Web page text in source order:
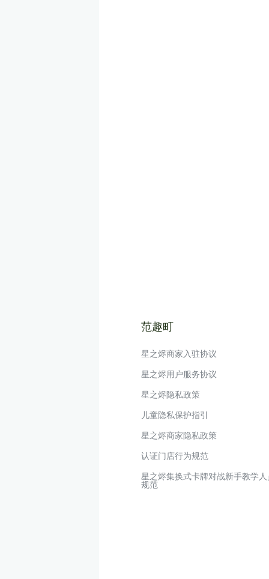
范趣町
星之烬商家入驻协议
星之烬用户服务协议
星之烬隐私政策
儿童隐私保护指引
星之烬商家隐私政策
认证门店行为规范
星之烬集换式卡牌对战新手教学
规范